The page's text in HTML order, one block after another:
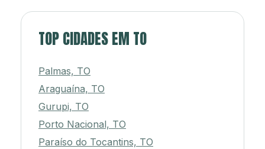
TOP CIDADES EM TO
Palmas, TO
Araguaína, TO
Gurupi, TO
Porto Nacional, TO
Paraíso do Tocantins, TO